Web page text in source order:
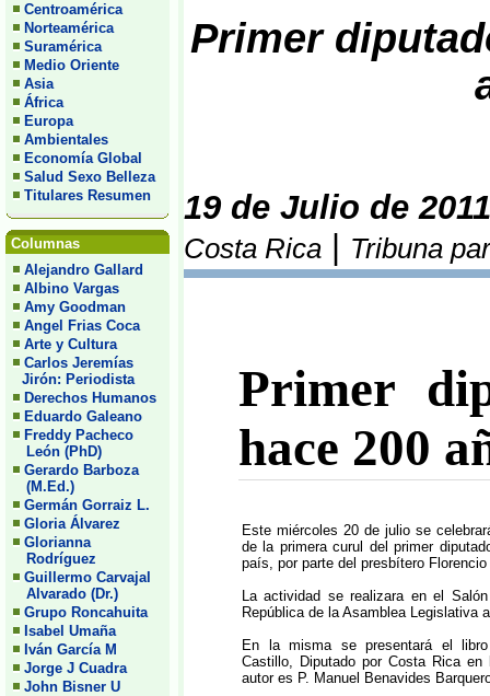
Centroamérica
Norteamérica
Suramérica
Medio Oriente
Asia
África
Europa
Ambientales
Economía Global
Salud Sexo Belleza
Titulares Resumen
Columnas
Alejandro Gallard
Albino Vargas
Amy Goodman
Angel Frias Coca
Arte y Cultura
Carlos Jeremías
Jirón: Periodista
Derechos Humanos
Eduardo Galeano
Freddy Pacheco
León (PhD)
Gerardo Barboza
(M.Ed.)
Germán Gorraiz L.
Gloria Álvarez
Glorianna
Rodríguez
Guillermo Carvajal
Alvarado (Dr.)
Grupo Roncahuita
Isabel Umaña
Iván García M
Jorge J Cuadra
John Bisner U
Primer
19 de Julio de 2011
Costa Rica Tribuna
Primer
hace 200
Este miércoles 20 de julio se
de la primera curul del primer
país, por parte del presbítero
La actividad se realizara en el
República de la Asamblea Legislativa
En la misma se presentará el
Castillo, Diputado por Costa Rica
autor es P. Manuel Benavides